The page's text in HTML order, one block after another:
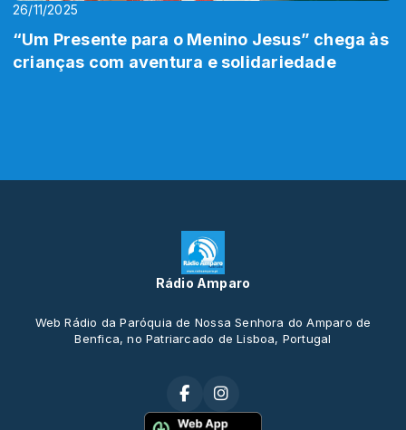
26/11/2025
“Um Presente para o Menino Jesus” chega às
crianças com aventura e solidariedade
Rádio Amparo
Web Rádio da Paróquia de Nossa Senhora do Amparo de
Benfica, no Patriarcado de Lisboa, Portugal